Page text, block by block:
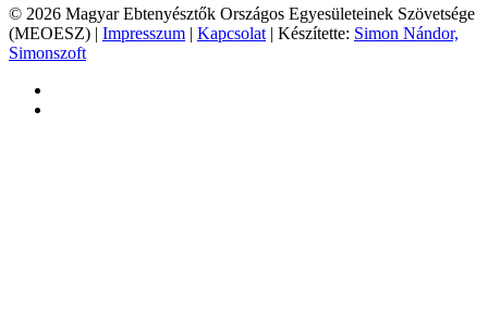
© 2026 Magyar Ebtenyésztők Országos Egyesületeinek Szövetsége
(MEOESZ) | Impresszum | Kapcsolat | Készítette: Simon Nándor,
Simonszoft